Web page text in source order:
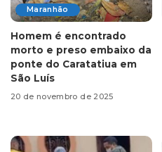
Maranhão
Homem é encontrado
morto e preso embaixo da
ponte do Caratatiua em
São Luís
20 de novembro de 2025